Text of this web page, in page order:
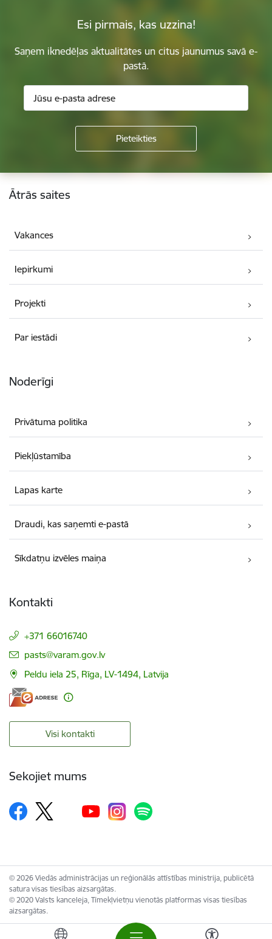
Esi pirmais, kas uzzina!
Saņem iknedēļas aktualitātes un citus jaunumus savā e-
pastā.
Kājene
Ātrās saites
Vakances
Iepirkumi
Projekti
Par iestādi
Noderīgi
Privātuma politika
Piekļūstamība
Lapas karte
Draudi, kas saņemti e-pastā
Sīkdatņu izvēles maiņa
Kontakti
+371 66016740
E-pasts:
pasts@varam.gov.lv
Peldu iela 25, Rīga, LV-1494, Latvija
Visi kontakti
Sekojiet mums
© 2026 Viedās administrācijas un reģionālās attīstības ministrija, publicētā
satura visas tiesības aizsargātas.
© 2020 Valsts kanceleja, Tīmekļvietņu vienotās platformas visas tiesības
aizsargātas.